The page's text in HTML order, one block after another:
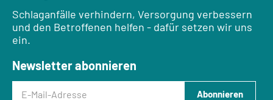
Schlaganfälle verhindern, Versorgung verbessern
und den Betroffenen helfen - dafür setzen wir uns
ein.
Newsletter abonnieren
E-Mail-Adresse
Abonnieren